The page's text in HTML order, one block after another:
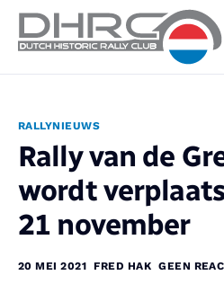
Vraag & Aanbod
Contact
RALLYNIEUWS
Rally van de
wordt
21 november
20 MEI 2021 FRED HAK GEEN